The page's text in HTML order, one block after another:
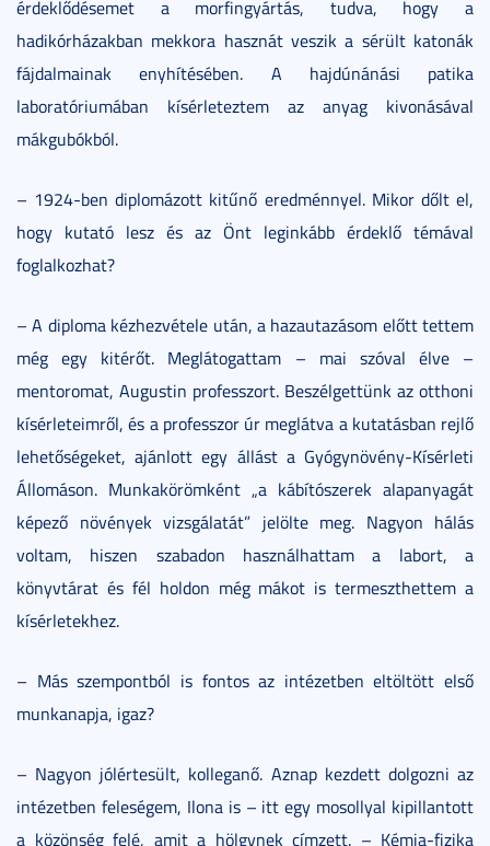
érdeklődésemet a morfingyártás, tudva, hogy a
hadikórházakban mekkora hasznát veszik a sérült katonák
fájdalmainak enyhítésében. A hajdúnánási patika
laboratóriumában kísérleteztem az anyag kivonásával
mákgubókból.
– 1924-ben diplomázott kitűnő eredménnyel. Mikor dőlt el,
hogy kutató lesz és az Önt leginkább érdeklő témával
foglalkozhat?
– A diploma kézhezvétele után, a hazautazásom előtt tettem
még egy kitérőt. Meglátogattam – mai szóval élve –
mentoromat, Augustin professzort. Beszélgettünk az otthoni
kísérleteimről, és a professzor úr meglátva a kutatásban rejlő
lehetőségeket, ajánlott egy állást a Gyógynövény-Kísérleti
Állomáson. Munkakörömként „a kábítószerek alapanyagát
képező növények vizsgálatát” jelölte meg. Nagyon hálás
voltam, hiszen szabadon használhattam a labort, a
könyvtárat és fél holdon még mákot is termeszthettem a
kísérletekhez.
– Más szempontból is fontos az intézetben eltöltött első
munkanapja, igaz?
– Nagyon jólértesült, kolleganő. Aznap kezdett dolgozni az
intézetben feleségem, Ilona is – itt egy mosollyal kipillantott
a közönség felé, amit a hölgynek címzett. – Kémia-fizika